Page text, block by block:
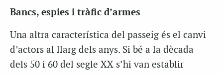
Bancs, espies i tràfic d’armes
Una altra característica del passeig és el canvi
d’actors al llarg dels anys. Si bé a la dècada
dels 50 i 60 del segle XX s’hi van establir